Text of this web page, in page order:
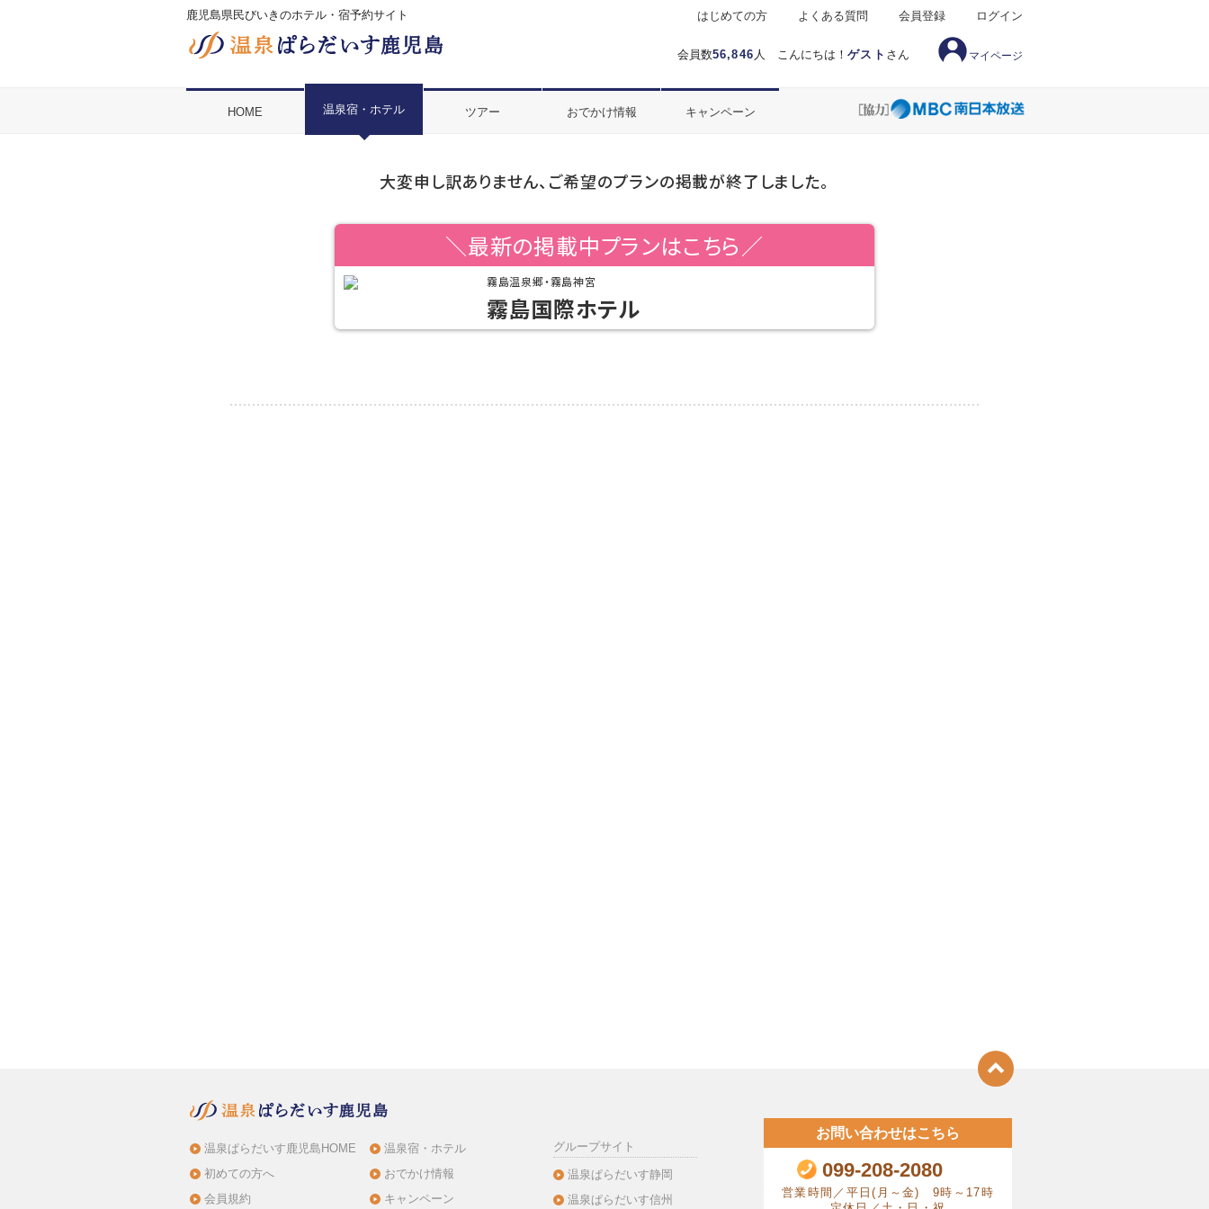
鹿児島県民びいきのホテル・宿予約サイト
会員数56,846 人 こんにちは！ゲスト さん マイページ
はじめての方 よくある質問 会員登録 ログイン
HOME 温泉宿・ホテル ツアー おでかけ情報 キャンペーン
大変申し訳ありません、ご希望のプランの掲載が終了しました。
＼最新の掲載中プランはこちら／
霧島温泉郷・霧島神宮
霧島国際ホテル
温泉ぱらだいす鹿児島HOME
初めての方へ
会員規約
温泉宿・ホテル
おでかけ情報
キャンペーン
グループサイト
温泉ぱらだいす静岡
温泉ぱらだいす信州
お問い合わせはこちら
099-208-2080
営業時間／平日(月～金) 9時～17時